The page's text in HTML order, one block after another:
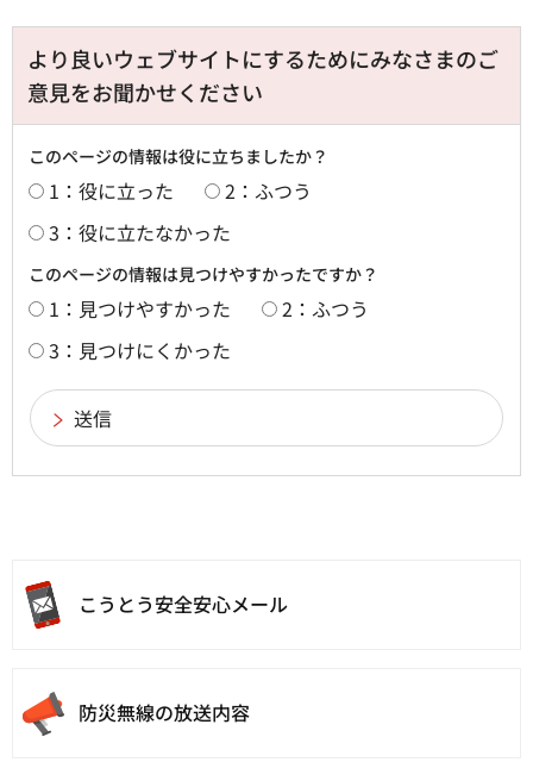
より良いウェブサイトにするためにみなさまのご
意見をお聞かせください
このページの情報は役に立ちましたか？
1：役に立った
2：ふつう
3：役に立たなかった
このページの情報は見つけやすかったですか？
1：見つけやすかった
2：ふつう
3：見つけにくかった
こうとう安全安心メール
防災無線の放送内容